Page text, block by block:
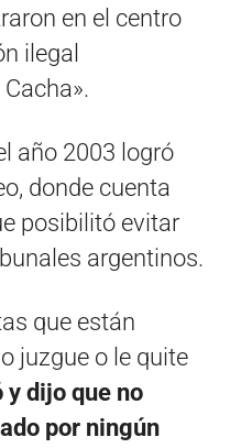
en el centro
ilegal
año 2003 logró
donde cuenta
posibilitó evitar
argentinos.
que están
juzgue o le quite
y dijo que no
por ningún